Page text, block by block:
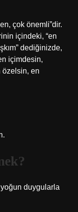
çok önemli”dir.
içindeki, “en
dediğinizde,
içimdesin,
özelsin, en
duygularla